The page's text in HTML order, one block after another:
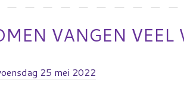
VANGEN
25 mei 2022